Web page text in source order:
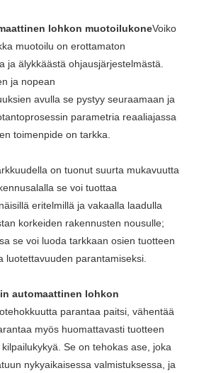
lohkon muotoilukoneVoiko
muotoilu on erottamaton
ja älykkäästä ohjausjärjestelmästä.
ja nopean
avulla se pystyy seuraamaan ja
parametria reaaliajassa
toimenpide on tarkka.
on tuonut suurta mukavuutta
se voi tuottaa
eritelmillä ja vakaalla laadulla
korkeiden rakennusten nousulle;
se voi luoda tarkkaan osien tuotteen
luotettavuuden parantamiseksi.
automaattinen lohkon
parantaa paitsi, vähentää
myös huomattavasti tuotteen
Se on tehokas ase, joka
nykyaikaisessa valmistuksessa, ja